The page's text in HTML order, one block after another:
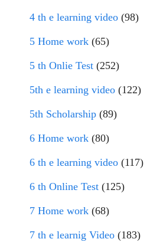
4 th e learning video (98)
5 Home work (65)
5 th Onlie Test (252)
5th e learning video (122)
5th Scholarship (89)
6 Home work (80)
6 th e learning video (117)
6 th Online Test (125)
7 Home work (68)
7 th e learnig Video (183)